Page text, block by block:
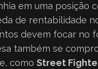
em uma posição
de rentabilidade
devem focar
também se
como Street